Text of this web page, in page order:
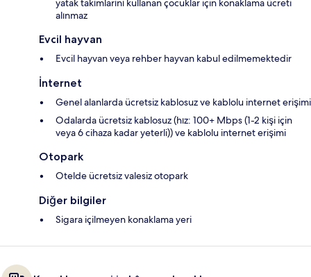
yatak takımlarını kullanan çocuklar için konaklama ücreti
alınmaz
Evcil hayvan
Evcil hayvan veya rehber hayvan kabul edilmemektedir
İnternet
Genel alanlarda ücretsiz kablosuz ve kablolu internet erişimi
Odalarda ücretsiz kablosuz (hız: 100+ Mbps (1-2 kişi için
veya 6 cihaza kadar yeterli)) ve kablolu internet erişimi
Otopark
Otelde ücretsiz valesiz otopark
Diğer bilgiler
Sigara içilmeyen konaklama yeri